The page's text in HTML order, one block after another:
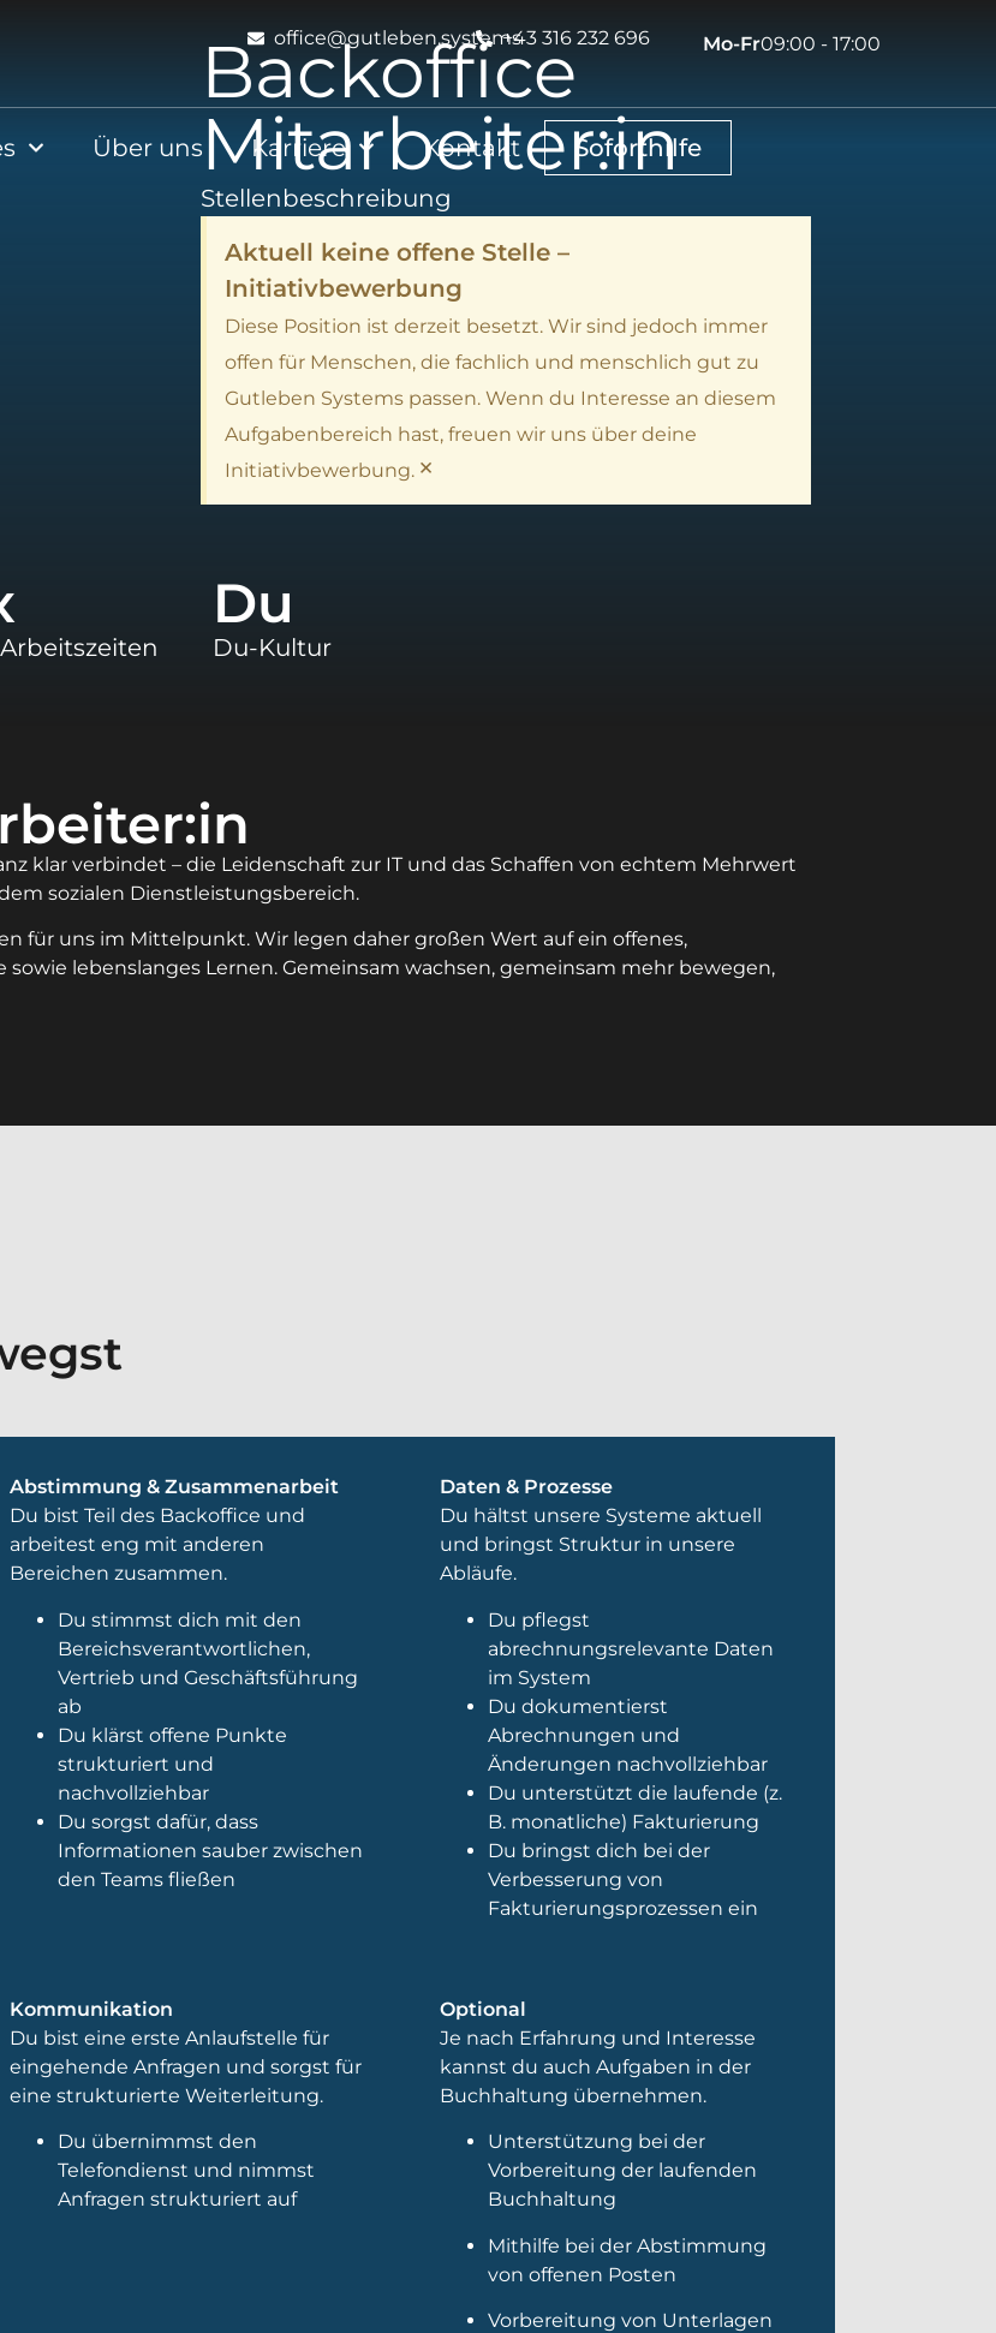
office@gutleben.systems+43 316 232 696 Mo-Fr09:00 - 17:00
Über uns Karriere Kontakt Soforthilfe
Backoffice
Mitarbeiter:in
Stellenbeschreibung
Aktuell keine offene Stelle –
Initiativbewerbung
Diese Position ist derzeit besetzt. Wir sind jedoch immer
offen für Menschen, die fachlich und menschlich gut zu
Gutleben Systems passen. Wenn du Interesse an diesem
Aufgabenbereich hast, freuen wir uns über deine
Initiativbewerbung. ×
Du
Du-Kultur
klar verbindet – die Leidenschaft zur IT und das Schaffen von echtem Mehrwert
sozialen Dienstleistungsbereich.
für uns im Mittelpunkt. Wir legen daher großen Wert auf ein offenes,
lebenslanges Lernen. Gemeinsam wachsen, gemeinsam mehr bewegen,
Abstimmung & Zusammenarbeit
Du bist Teil des Backoffice und
arbeitest eng mit anderen
Bereichen zusammen.
Du stimmst dich mit den
Bereichsverantwortlichen,
Vertrieb und Geschäftsführung
ab
Du klärst offene Punkte
strukturiert und
nachvollziehbar
Du sorgst dafür, dass
Informationen sauber zwischen
den Teams fließen
Daten & Prozesse
Du hältst unsere Systeme aktuell
und bringst Struktur in unsere
Abläufe.
Du pflegst
abrechnungsrelevante Daten
im System
Du dokumentierst
Abrechnungen und
Änderungen nachvollziehbar
Du unterstützt die laufende (z.
B. monatliche) Fakturierung
Du bringst dich bei der
Verbesserung von
Fakturierungsprozessen ein
Kommunikation
Du bist eine erste Anlaufstelle für
eingehende Anfragen und sorgst für
eine strukturierte Weiterleitung.
Du übernimmst den
Telefondienst und nimmst
Anfragen strukturiert auf
Optional
Je nach Erfahrung und Interesse
kannst du auch Aufgaben in der
Buchhaltung übernehmen.
Unterstützung bei der
Vorbereitung der laufenden
Buchhaltung
Mithilfe bei der Abstimmung
von offenen Posten
Vorbereitung von Unterlagen